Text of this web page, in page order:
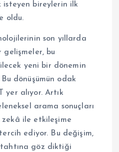
isteyen bireylerin ilk
oldu.
son yıllarda
bu
yeni bir dönemin
Bu dönüşümün odak
yer alıyor. Artık
arama sonuçları
ile etkileşime
ediyor. Bu değişim,
tahtına göz diktiği